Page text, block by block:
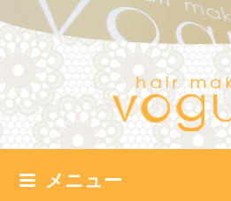
ン
テ
ツ
へ
ス
キ
メニュー